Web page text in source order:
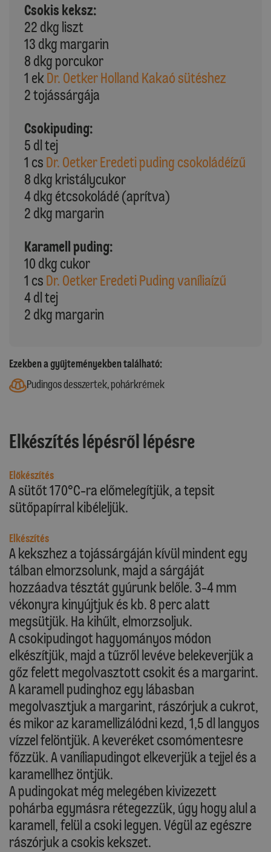
Csokis keksz:
22 dkg liszt
13 dkg margarin
8 dkg porcukor
1 ek Dr. Oetker Holland Kakaó sütéshez
2 tojássárgája
Csokipuding:
5 dl tej
1 cs Dr. Oetker Eredeti puding csokoládéízű
8 dkg kristálycukor
4 dkg étcsokoládé (aprítva)
2 dkg margarin
Karamell puding:
10 dkg cukor
1 cs Dr. Oetker Eredeti Puding vaníliaízű
4 dl tej
2 dkg margarin
Ezekben a gyűjteményekben található:
Pudingos desszertek, pohárkrémek
Elkészítés lépésről lépésre
Előkészítés
A sütőt 170°C-ra előmelegítjük, a tepsit
sütőpapírral kibéleljük.
Elkészítés
A kekszhez a tojássárgáján kívül mindent egy
tálban elmorzsolunk, majd a sárgáját
hozzáadva tésztát gyúrunk belőle. 3-4 mm
vékonyra kinyújtjuk és kb. 8 perc alatt
megsütjük. Ha kihűlt, elmorzsoljuk.
A csokipudingot hagyományos módon
elkészítjük, majd a tűzről levéve belekeverjük a
gőz felett megolvasztott csokit és a margarint.
A karamell pudinghoz egy lábasban
megolvasztjuk a margarint, rászórjuk a cukrot,
és mikor az karamellizálódni kezd, 1,5 dl langyos
vízzel felöntjük. A keveréket csomómentesre
főzzük. A vaníliapudingot elkeverjük a tejjel és a
karamellhez öntjük.
A pudingokat még melegében kivizezett
pohárba egymásra rétegezzük, úgy hogy alul a
karamell, felül a csoki legyen. Végül az egészre
rászórjuk a csokis kekszet.